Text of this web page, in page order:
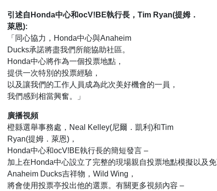
引述自Honda中心和ocV!BE執行長，Tim Ryan(提姆．
萊恩):
「同心協力，Honda中心與Anaheim
Ducks承諾將盡我們所能協助社區。
Honda中心將作為一個投票地點，
提供一次特別的投票經驗，
以及讓我們的工作人員成為此次美好機會的一員，
我們感到相當興奮。」
廣播視頻
橙縣選舉事務處，Neal Kelley(尼爾．凱利)和Tim
Ryan(提姆．萊恩)，
Honda中心和ocV!BE執行長的簡短發言 –
加上在Honda中心設立了完整的現場親自投票地點模擬以及
Anaheim Ducks吉祥物，Wild Wing，
將會使用投票亭投出他的選票。有關更多視頻內容 –